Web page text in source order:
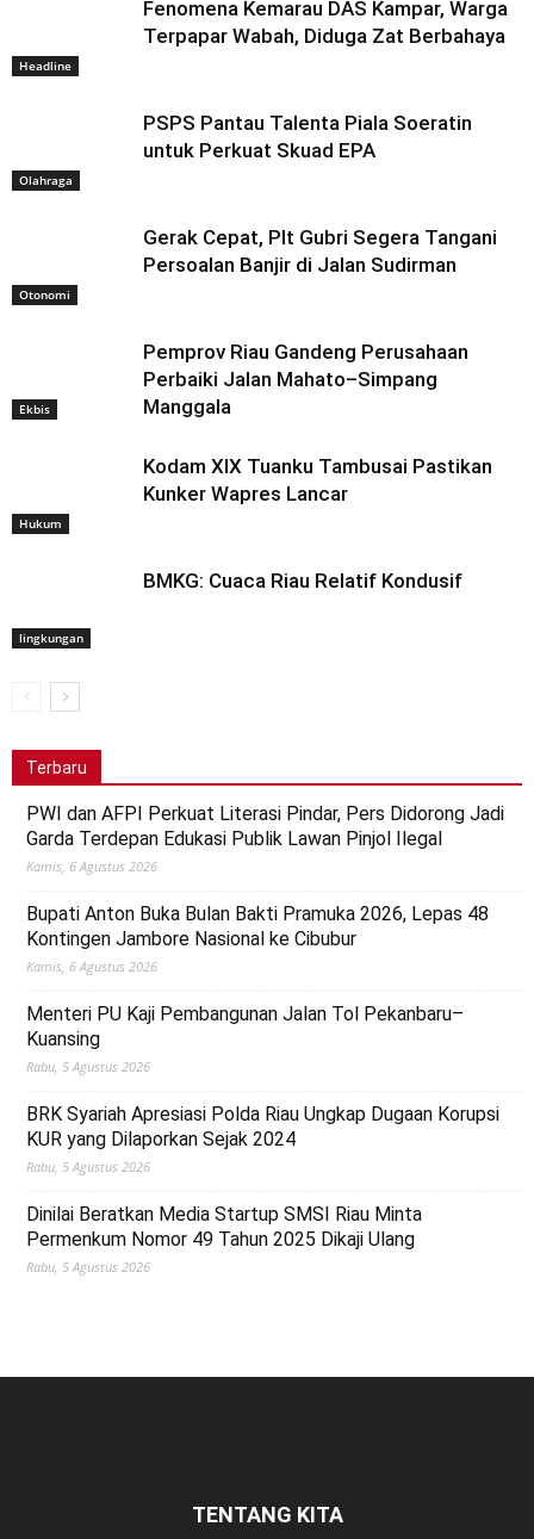
Headline
Fenomena Kemarau DAS Kampar, Warga
Terpapar Wabah, Diduga Zat Berbahaya
Olahraga
PSPS Pantau Talenta Piala Soeratin
untuk Perkuat Skuad EPA
Otonomi
Gerak Cepat, Plt Gubri Segera Tangani
Persoalan Banjir di Jalan Sudirman
Ekbis
Pemprov Riau Gandeng Perusahaan
Perbaiki Jalan Mahato–Simpang
Manggala
Hukum
Kodam XIX Tuanku Tambusai Pastikan
Kunker Wapres Lancar
lingkungan
BMKG: Cuaca Riau Relatif Kondusif
Terbaru
PWI dan AFPI Perkuat Literasi Pindar, Pers Didorong Jadi
Garda Terdepan Edukasi Publik Lawan Pinjol Ilegal
Kamis, 6 Agustus 2026
Bupati Anton Buka Bulan Bakti Pramuka 2026, Lepas 48
Kontingen Jambore Nasional ke Cibubur
Kamis, 6 Agustus 2026
Menteri PU Kaji Pembangunan Jalan Tol Pekanbaru–
Kuansing
Rabu, 5 Agustus 2026
BRK Syariah Apresiasi Polda Riau Ungkap Dugaan Korupsi
KUR yang Dilaporkan Sejak 2024
Rabu, 5 Agustus 2026
Dinilai Beratkan Media Startup SMSI Riau Minta
Permenkum Nomor 49 Tahun 2025 Dikaji Ulang
Rabu, 5 Agustus 2026
TENTANG KITA